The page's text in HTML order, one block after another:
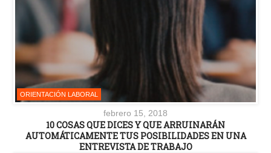
ORIENTACIÓN LABORAL
febrero 15, 2018
10 COSAS QUE DICES Y QUE ARRUINARÁN
AUTOMÁTICAMENTE TUS POSIBILIDADES EN UNA
ENTREVISTA DE TRABAJO